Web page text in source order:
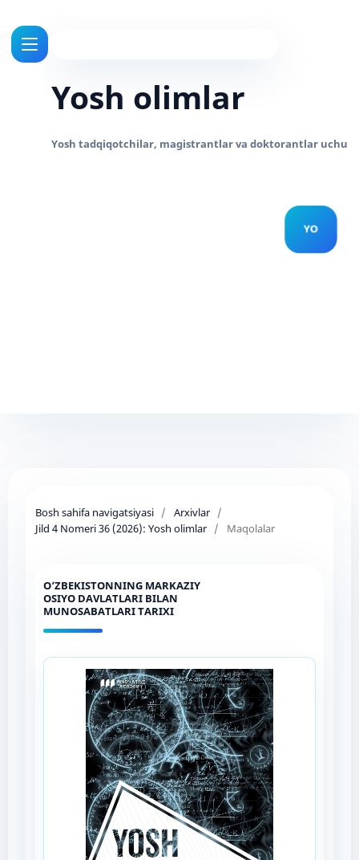
Yosh olimlar
Bosh sahifa navigatsiyasi / Arxivlar /
Jild 4 Nomeri 36 (2026): Yosh olimlar / Maqolalar
O‘ZBEKISTONNING MARKAZIY
OSIYO DAVLATLARI BILAN
MUNOSABATLARI TARIXI